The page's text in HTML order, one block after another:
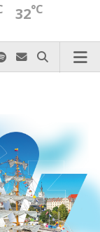
32°C
zadzwoń
u
na Xnas na Instagram-ie
nas na TikTok-u
Szukaj nas na Spotify
Wyślij do nas
Szukaj